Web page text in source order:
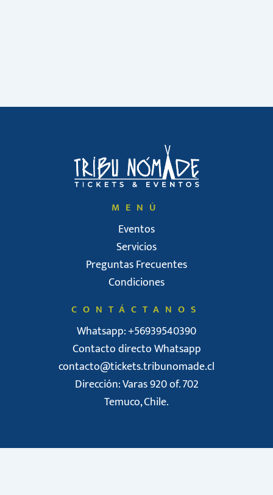
MENÚ
Eventos
Servicios
Preguntas Frecuentes
Condiciones
CONTÁCTANOS
Whatsapp: +56939540390
Contacto directo Whatsapp
contacto@tickets.tribunomade.cl
Dirección: Varas 920 of. 702
Temuco, Chile.